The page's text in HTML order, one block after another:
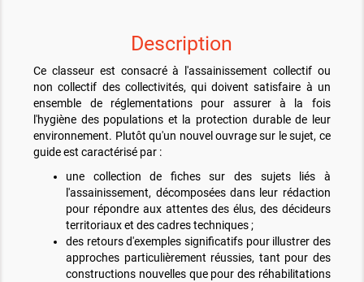
Description
Ce classeur est consacré à l'assainissement collectif ou
non collectif des collectivités, qui doivent satisfaire à un
ensemble de réglementations pour assurer à la fois
l'hygiène des populations et la protection durable de leur
environnement. Plutôt qu'un nouvel ouvrage sur le sujet, ce
guide est caractérisé par :
une collection de fiches sur des sujets liés à
l'assainissement, décomposées dans leur rédaction
pour répondre aux attentes des élus, des décideurs
territoriaux et des cadres techniques ;
des retours d'exemples significatifs pour illustrer des
approches particulièrement réussies, tant pour des
constructions nouvelles que pour des réhabilitations